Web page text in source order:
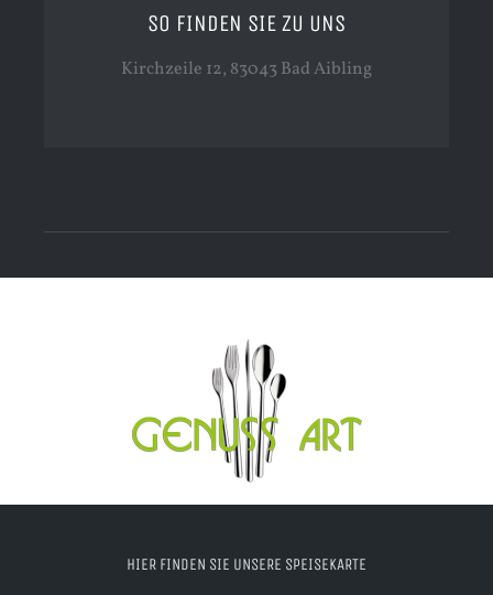
SO FINDEN SIE ZU UNS
Kirchzeile 12, 83043 Bad Aibling
HIER FINDEN SIE UNSERE SPEISEKARTE